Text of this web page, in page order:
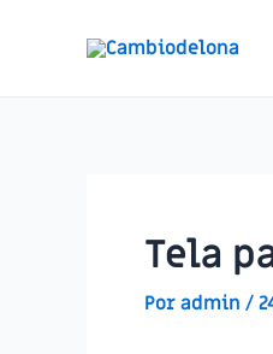
Tela
Poradmin /